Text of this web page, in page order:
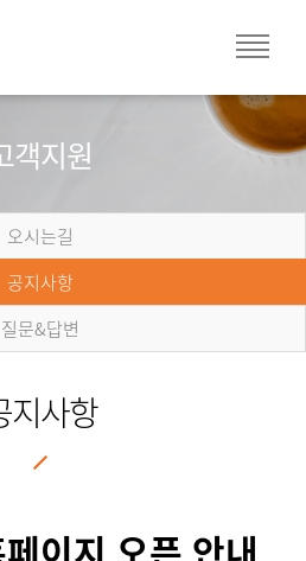
객지원
오시는길
공지사항
질문&답변
지사항